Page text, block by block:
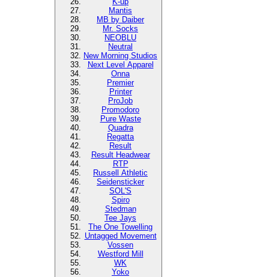
Mantis
MB by Daiber
Mr. Socks
NEOBLU
Neutral
New Morning Studios
Next Level Apparel
Onna
Premier
Printer
ProJob
Promodoro
Pure Waste
Quadra
Regatta
Result
Result Headwear
RTP
Russell Athletic
Seidensticker
SOL'S
Spiro
Stedman
Tee Jays
The One Towelling
Untagged Movement
Vossen
Westford Mill
WK
Yoko